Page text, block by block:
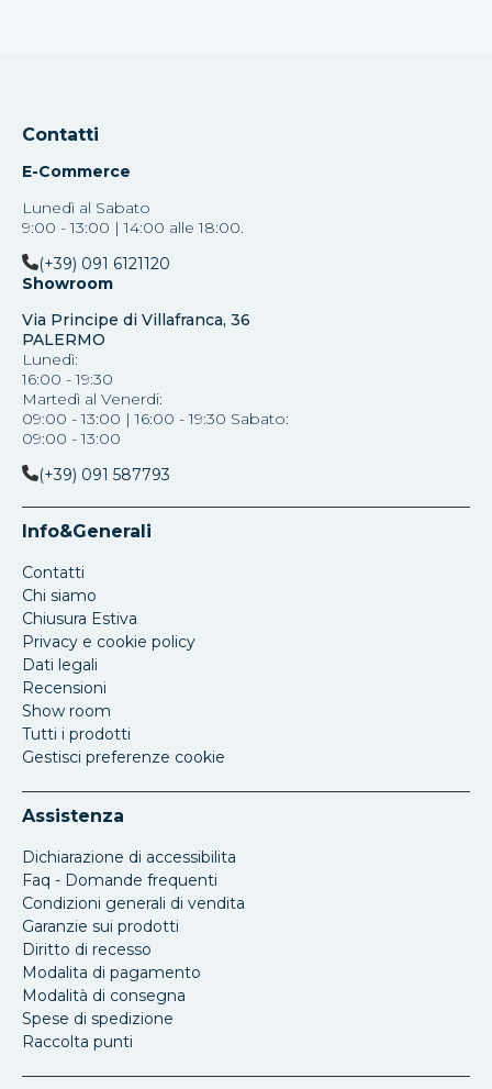
Contatti
E-Commerce
Lunedì al Sabato
9:00 - 13:00 | 14:00 alle 18:00.
(+39) 091 6121120
Showroom
Via Principe di Villafranca, 36
PALERMO
Lunedì:
16:00 - 19:30
Martedì al Venerdi:
09:00 - 13:00 | 16:00 - 19:30 Sabato:
09:00 - 13:00
(+39) 091 587793
Info&Generali
Contatti
Chi siamo
Chiusura Estiva
Privacy e cookie policy
Dati legali
Recensioni
Show room
Tutti i prodotti
Gestisci preferenze cookie
Assistenza
Dichiarazione di accessibilita
Faq - Domande frequenti
Condizioni generali di vendita
Garanzie sui prodotti
Diritto di recesso
Modalita di pagamento
Modalità di consegna
Spese di spedizione
Raccolta punti